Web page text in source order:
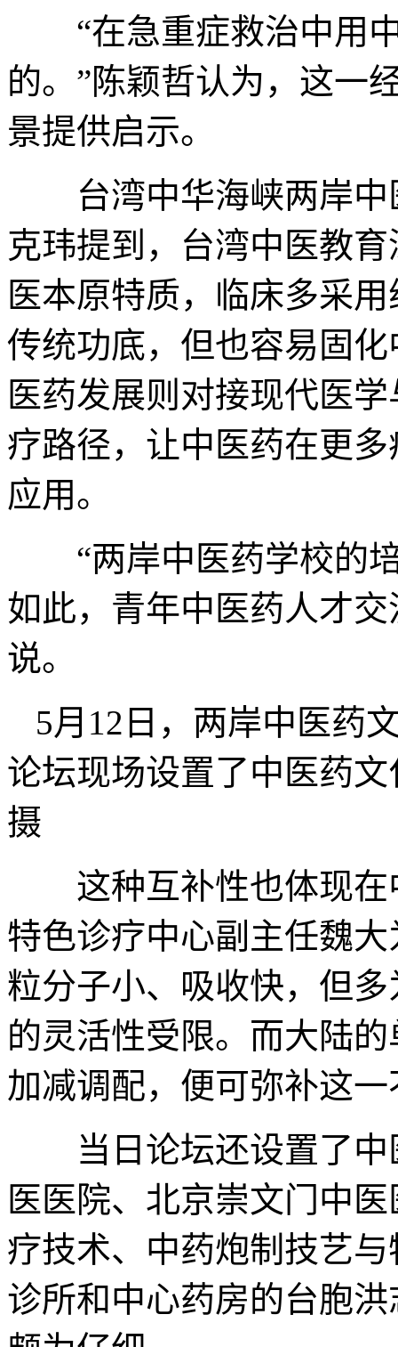
“在急重症救治中用中
的。”陈颖哲认为，这一
景提供启示。
台湾中华海峡两岸中
克玮提到，台湾中医教
医本原特质，临床多采
传统功底，但也容易固
医药发展则对接现代医
疗路径，让中医药在更
应用。
“两岸中医药学校的培
如此，青年中医药人才
说。
5月12日，两岸中医药
论坛现场设置了中医药
摄
这种互补性也体现在
特色诊疗中心副主任魏
粒分子小、吸收快，但
的灵活性受限。而大陆
加减调配，便可弥补这一
当日论坛还设置了中
医医院、北京崇文门中
疗技术、中药炮制技艺
诊所和中心药房的台胞